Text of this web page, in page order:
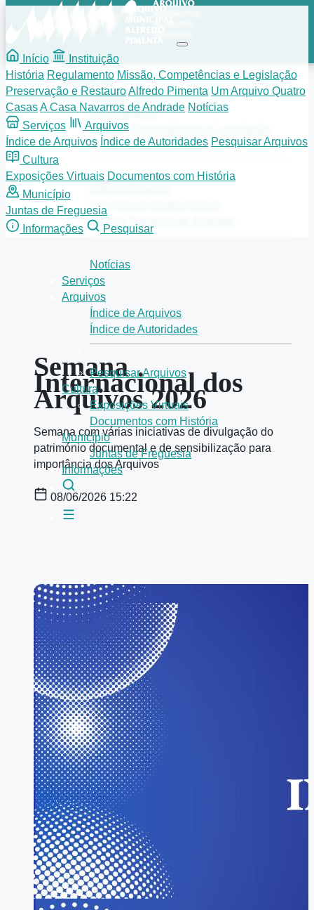
Instituição
História
Regulamento
Missão, Competências e Legislação
Preservação e Restauro
Um Arquivo Quatro Casas
A Casa Navarros de Andrade
Notícias
Serviços
Arquivos
Índice de Arquivos
Índice de Autoridades
Pesquisar Arquivos
Cultura
Exposições Virtuais
Documentos com História
Município
Juntas de Freguesia
Informações
Início
Instituição
História Regulamento Missão, Competências e Legislação
Preservação e RestauroAlfredo Pimenta Um Arquivo Quatro
CasasA Casa Navarros de Andrade Notícias
Serviços
Arquivos
Índice de Arquivos Índice de Autoridades Pesquisar Arquivos
Cultura
Exposições Virtuais Documentos com História
Município
Juntas de Freguesia
Informações
Pesquisar
Semana
Internacional dos
Arquivos 2026
Semana com várias iniciativas de divulgação do
património documental e de sensibilização para
importância dos Arquivos
08/06/2026 15:22